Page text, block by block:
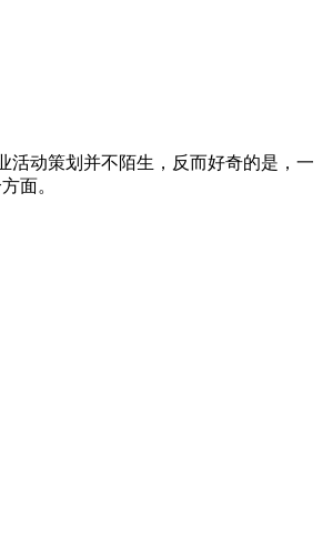
活动策划并不陌生，反而好奇的是，一
面。